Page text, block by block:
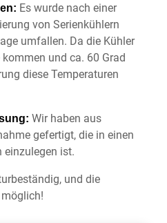
Es wurde nach einer
von Serienkühlern
umfallen. Da die Kühler
und ca. 60 Grad
diese Temperaturen
Wir haben aus
gefertigt, die in einen
einzulegen ist.
und die